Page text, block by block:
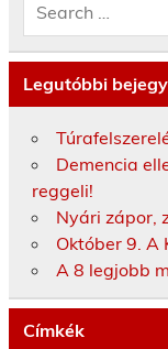
Legutóbbi
Demencia
reggeli!
Nyári zápor,
Október 9. A
A 8 legjobb
Címkék